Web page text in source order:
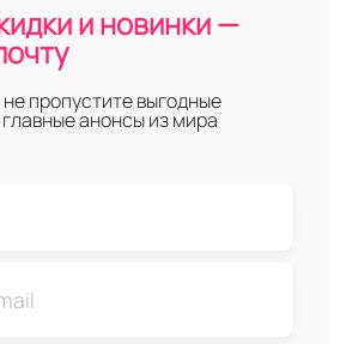
и новинки —
пропустите выгодные
анонсы из мира